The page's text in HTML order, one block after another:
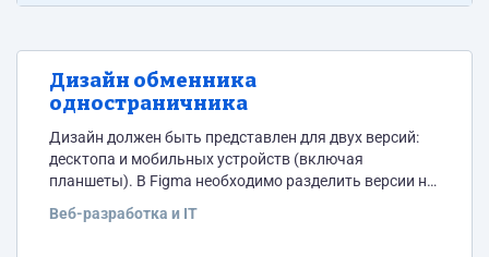
Дизайн обменника
одностраничника
Дизайн должен быть представлен для двух версий:
десктопа и мобильных устройств (включая
планшеты). В Figma необходимо разделить версии на
просмотра и комментирования. Важно учитывать
Веб-разработка и IT